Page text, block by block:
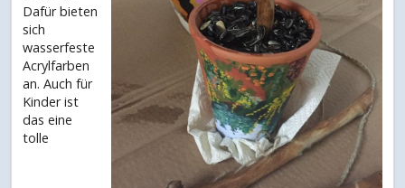
Dafür bieten
sich
wasserfeste
Acrylfarben
an. Auch für
Kinder ist
das eine
tolle